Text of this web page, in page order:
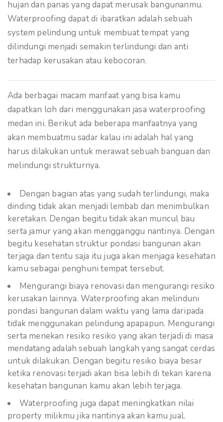
hujan dan panas yang dapat merusak bangunanmu.
Waterproofing dapat di ibaratkan adalah sebuah
system pelindung untuk membuat tempat yang
dilindungi menjadi semakin terlindungi dan anti
terhadap kerusakan atau kebocoran.
Ada berbagai macam manfaat yang bisa kamu
dapatkan loh dari menggunakan jasa waterproofing
medan ini. Berikut ada beberapa manfaatnya yang
akan membuatmu sadar kalau ini adalah hal yang
harus dilakukan untuk merawat sebuah banguan dan
melindungi strukturnya.
Dengan bagian atas yang sudah terlindungi, maka
dinding tidak akan menjadi lembab dan menimbulkan
keretakan. Dengan begitu tidak akan muncul bau
serta jamur yang akan mengganggu nantinya. Dengan
begitu kesehatan struktur pondasi bangunan akan
terjaga dan tentu saja itu juga akan menjaga kesehatan
kamu sebagai penghuni tempat tersebut.
Mengurangi biaya renovasi dan mengurangi resiko
kerusakan lainnya. Waterproofing akan melinduni
pondasi bangunan dalam waktu yang lama daripada
tidak menggunakan pelindung apapapun. Mengurangi
serta menekan resiko resiko yang akan terjadi di masa
mendatang adalah sebuah langkah yang sangat cerdas
untuk dilakukan. Dengan begitu resiko biaya besar
ketika renovasi terjadi akan bisa lebih di tekan karena
kesehatan bangunan kamu akan lebih terjaga.
Waterproofing juga dapat meningkatkan nilai
property milikmu jika nantinya akan kamu jual.